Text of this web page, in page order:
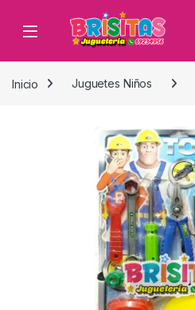
Inicio Juguetes Niños